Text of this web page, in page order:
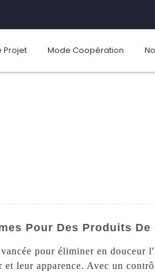
Projet Mode Coopération
Pour Des Produits De
pour éliminer en douceur
leur apparence. Avec un